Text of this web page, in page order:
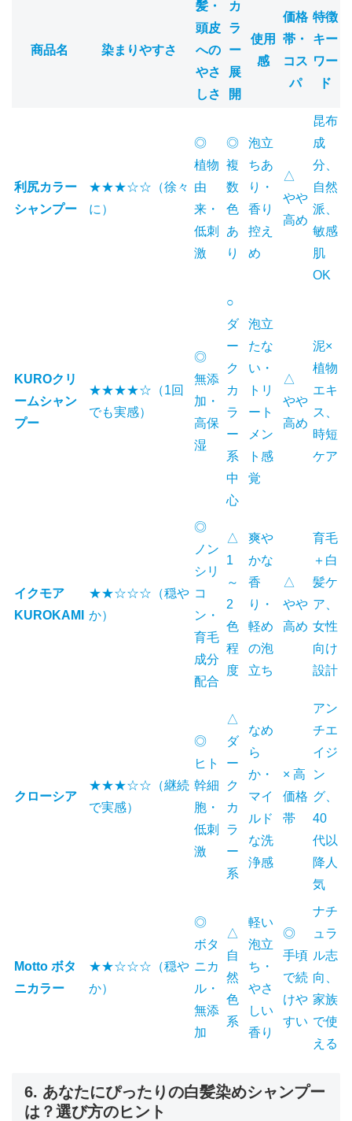
商品名 染まりやすさ
髪・
頭皮
への
やさ
しさ
カ
ラ
ー
展
開
使用
感
価格
帯・
コス
パ
特徴
キー
ワー
ド
利尻カラー
シャンプー
★★★☆☆（徐々
に）
◎
植物
由
来・
低刺
激
◎
複
数
色
あ
り
泡立
ちあ
り・
香り
控え
め
△
やや
高め
昆布
成
分、
自然
派、
敏感
肌
OK
KUROクリ
ームシャン
プー
★★★★☆（1回
でも実感）
◎
無添
加・
高保
湿
○
ダ
ー
ク
カ
ラ
ー
系
中
心
泡立
たな
い・
トリ
ート
メン
ト感
覚
△
やや
高め
泥×
植物
エキ
ス、
時短
ケア
イクモア
KUROKAMI
★★☆☆☆（穏や
か）
◎
ノン
シリ
コ
ン・
育毛
成分
配合
△
1
～
2
色
程
度
爽や
かな
香
り・
軽め
の泡
立ち
△
やや
高め
育毛
＋白
髪ケ
ア、
女性
向け
設計
クローシア
★★★☆☆（継続
で実感）
◎
ヒト
幹細
胞・
低刺
激
△
ダ
ー
ク
カ
ラ
ー
系
なめ
ら
か・
マイ
ルド
な洗
浄感
× 高
価格
帯
アン
チエ
イジ
ン
グ、
40
代以
降人
気
Motto ボタ
ニカラー
★★☆☆☆（穏や
か）
◎
ボタ
ニカ
ル・
無添
加
△
自
然
色
系
軽い
泡立
ち・
やさ
しい
香り
◎
手頃
で続
けや
すい
ナチ
ュラ
ル志
向、
家族
で使
える
6. あなたにぴったりの白髪染めシャンプー
は？選び方のヒント